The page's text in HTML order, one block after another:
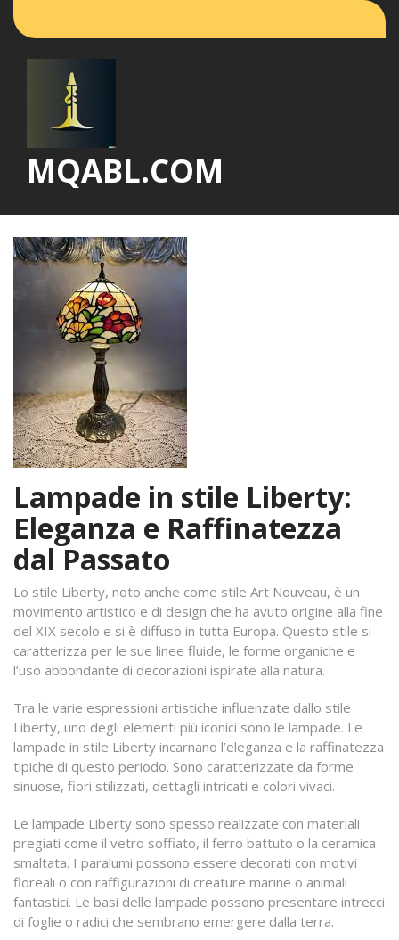
MQABL.COM
Lampade in stile Liberty:
Eleganza e Raffinatezza
dal Passato
Lo stile Liberty, noto anche come stile Art Nouveau, è un
movimento artistico e di design che ha avuto origine alla fine
del XIX secolo e si è diffuso in tutta Europa. Questo stile si
caratterizza per le sue linee fluide, le forme organiche e
l’uso abbondante di decorazioni ispirate alla natura.
Tra le varie espressioni artistiche influenzate dallo stile
Liberty, uno degli elementi più iconici sono le lampade. Le
lampade in stile Liberty incarnano l’eleganza e la raffinatezza
tipiche di questo periodo. Sono caratterizzate da forme
sinuose, fiori stilizzati, dettagli intricati e colori vivaci.
Le lampade Liberty sono spesso realizzate con materiali
pregiati come il vetro soffiato, il ferro battuto o la ceramica
smaltata. I paralumi possono essere decorati con motivi
floreali o con raffigurazioni di creature marine o animali
fantastici. Le basi delle lampade possono presentare intrecci
di foglie o radici che sembrano emergere dalla terra.